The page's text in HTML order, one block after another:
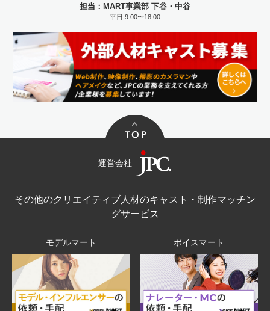
担当：MART事業部 下谷・中谷
平日 9:00〜18:00
運営会社
その他のクリエイティブ人材のキャスト・制作マッチン
グサービス
モデルマート ボイスマート